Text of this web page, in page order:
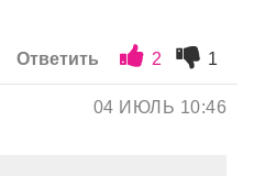
Ответить 2 1
04 ИЮЛЬ 10:46